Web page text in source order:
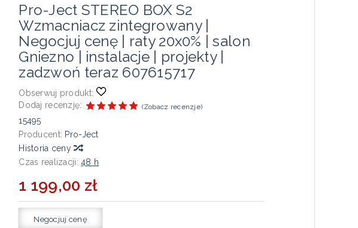
Pro-Ject STEREO BOX S2
Wzmacniacz zintegrowany |
Negocjuj cenę | raty 20x0% | salon
Gniezno | instalacje | projekty |
zadzwoń teraz 607615717
Obserwuj produkt:
Dodaj recenzję:
(Zobacz recenzje)
15495
Producent: Pro-Ject
Historia ceny
Czas realizacji: 48 h
1 199,00 zł
Negocjuj cenę